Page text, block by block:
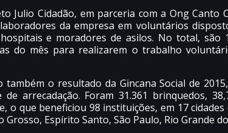
Julio Cidadão, em parceria com a Ong Canto
da empresa em voluntários
e moradores de asilos. No total, são
do mês para realizarem o trabalho
também o resultado da Gincana Social de
arrecadação. Foram 31.361 brinquedos,
o que beneficiou 98 instituições, em 17
Grosso, Espírito Santo, São Paulo, Rio Grande